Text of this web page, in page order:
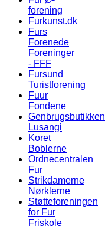
forening
Furkunst.dk
Furs
Forenede
Foreninger
- FFF
Fursund
Turistforening
Fuur
Fondene
Genbrugsbutikken
Lusangi
Koret
Boblerne
Ordnecentralen
Fur
Strikdamerne
Nørklerne
Støtteforeningen
for Fur
Friskole